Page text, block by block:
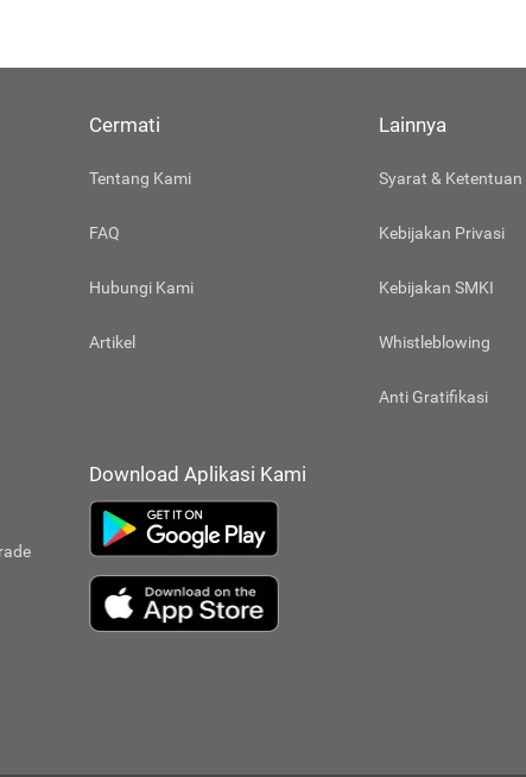
Cermati
Tentang Kami
FAQ
Hubungi Kami
Artikel
Lainnya
Syarat & Ketentuan
Kebijakan Privasi
Kebijakan SMKI
Whistleblowing
Anti Gratifikasi
Download Aplikasi Kami